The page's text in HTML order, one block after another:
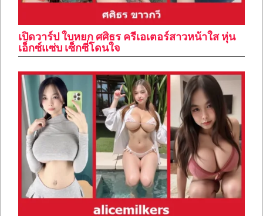
เปิดวาร์ป ใบหยก ศศิธร ครีเอเตอร์สาวหน้าใส หุ่น
เอ็กซ์แซ่บ เซ็กซี่โดนใจ